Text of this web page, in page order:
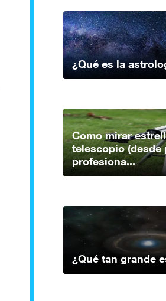
¿Qué es la
Como mirar
telescopio
profesiona...
¿Qué tan grande